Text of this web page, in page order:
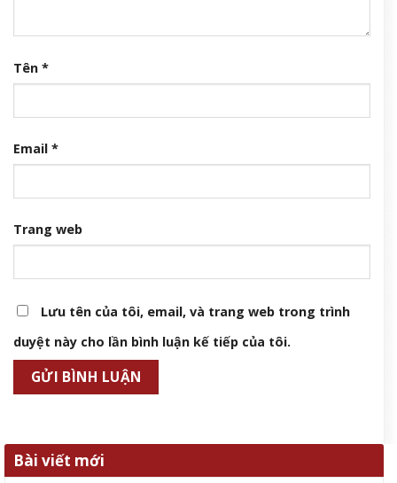
Tên *
Email *
Trang web
Lưu tên của tôi, email, và trang web trong trình
duyệt này cho lần bình luận kế tiếp của tôi.
Bài viết mới